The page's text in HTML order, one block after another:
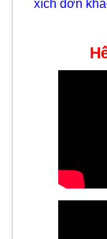
xích đơn